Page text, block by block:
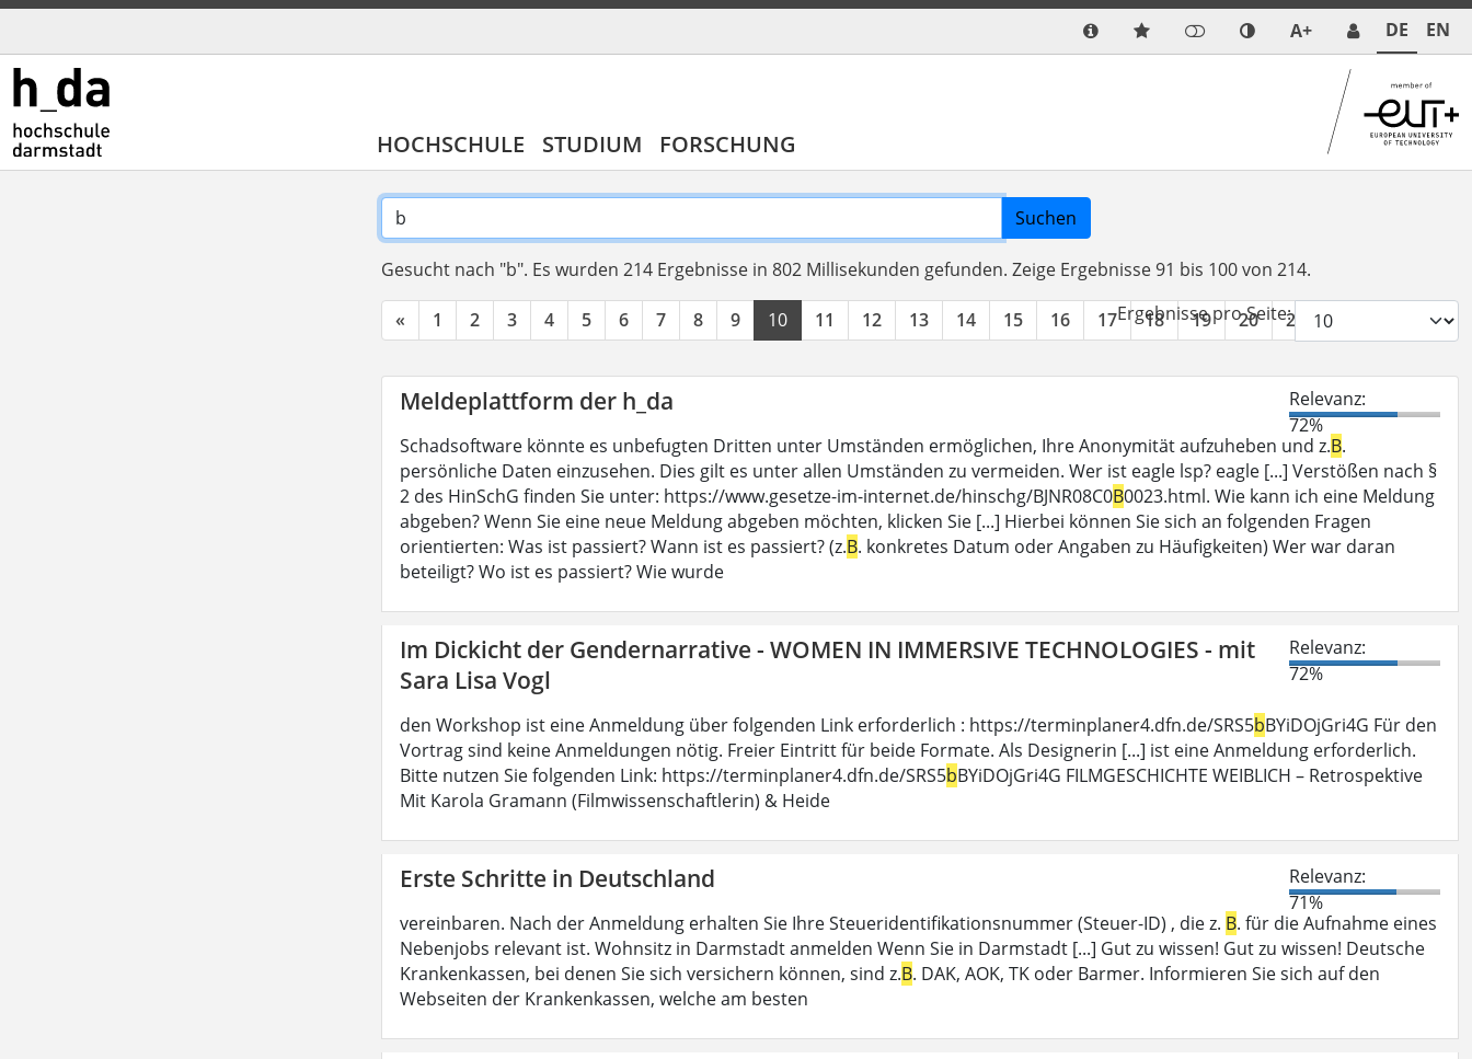
A+ DE EN
HOCHSCHULE STUDIUM FORSCHUNG
Suchen
Gesucht nach "b". Es wurden 214 Ergebnisse in 802 Millisekunden gefunden. Zeige Ergebnisse 91 bis 100 von 214.
« 1 2 3 4 5 6 7 8 9 10 11 12 13 14 15 16 17 18 19 20 21
Ergebnisse pro Seite:
Meldeplattform der h_da
Relevanz:
72%
Schadsoftware könnte es unbefugten Dritten unter Umständen ermöglichen, Ihre Anonymität aufzuheben und z.B.
persönliche Daten einzusehen. Dies gilt es unter allen Umständen zu vermeiden. Wer ist eagle lsp? eagle [...] Verstößen nach §
2 des HinSchG finden Sie unter: https://www.gesetze-im-internet.de/hinschg/BJNR08C0B0023.html. Wie kann ich eine Meldung
abgeben? Wenn Sie eine neue Meldung abgeben möchten, klicken Sie [...] Hierbei können Sie sich an folgenden Fragen
orientierten: Was ist passiert? Wann ist es passiert? (z.B. konkretes Datum oder Angaben zu Häufigkeiten) Wer war daran
beteiligt? Wo ist es passiert? Wie wurde
Im Dickicht der Gendernarrative - WOMEN IN IMMERSIVE TECHNOLOGIES - mit
Sara Lisa Vogl
Relevanz:
72%
den Workshop ist eine Anmeldung über folgenden Link erforderlich : https://terminplaner4.dfn.de/SRS5bBYiDOjGri4G Für den
Vortrag sind keine Anmeldungen nötig. Freier Eintritt für beide Formate. Als Designerin [...] ist eine Anmeldung erforderlich.
Bitte nutzen Sie folgenden Link: https://terminplaner4.dfn.de/SRS5bBYiDOjGri4G FILMGESCHICHTE WEIBLICH – Retrospektive
Mit Karola Gramann (Filmwissenschaftlerin) & Heide
Erste Schritte in Deutschland
Relevanz:
71%
vereinbaren. Nach der Anmeldung erhalten Sie Ihre Steueridentifikationsnummer (Steuer-ID) , die z. B. für die Aufnahme eines
Nebenjobs relevant ist. Wohnsitz in Darmstadt anmelden Wenn Sie in Darmstadt [...] Gut zu wissen! Gut zu wissen! Deutsche
Krankenkassen, bei denen Sie sich versichern können, sind z.B. DAK, AOK, TK oder Barmer. Informieren Sie sich auf den
Webseiten der Krankenkassen, welche am besten